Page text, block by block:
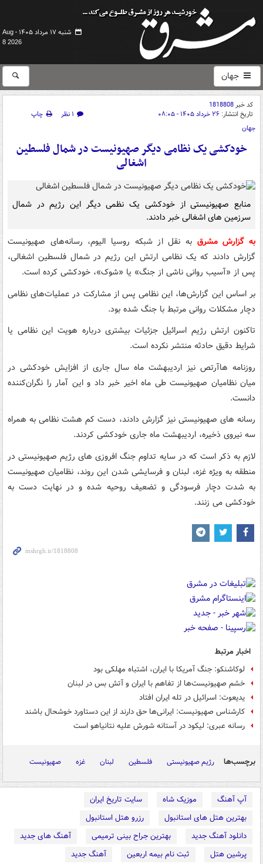
شنبه ۱۷ مرداد ۱۴۰۵ -
Aug
8 2026
جهان
کد خبر1818808
تاریخ انتشار: ۲۶ خرداد ۱۴۰۵ - ۰۸:۰۵ ۱ نظر
چاپ
جهان
خودکشی یک نظامی دیگر صهیونیست در شمال فلسطین
اشغالی
منابع صهیونیستی از خودکشی یک نظمی دیگر این رژیم در شمال
سرزمین های اشغالی خبر دادند.
به گزارش مشرق به نقل از شبکه روسیا الیوم، رسانه‌های صهیونیست
گزارش دادند که یک نظامی ارتش این رژیم در شمال فلسطین اشغالی،
پس از «آسیب روانی ناشی از جنگ» یا «شوک»، خودکشی کرده است.
بر اساس این گزارش‌ها، این نظامی پس از مشارکت در عملیات‌های نظامی
دچار مشکلات روانی مرتبط با جنگ شده بود.
تاکنون ارتش رژیم اسرائیل جزئیات بیشتری درباره هویت این نظامی یا
شرایط دقیق حادثه منتشر نکرده است.
روزنامه هاآرتص نیز اردیبهشت ماه سال جاری از افزایش خودکشی در
میان نظامیان صهیونیست طی ماه اخیر خبر داد و این آمار را نگران‌کننده
دانست.
رسانه های صهیونیستی نیز گزارش دادند، دست کم هشت نظامی به همراه
سه نیروی ذخیره، اردیبهشت ماه جاری خودکشی کردند.
لازم به ذکر است که در سایه تداوم جنگ افروزی های رژیم صهیونیستی در
منطقه به ویژه غزه، لبنان و فرسایشی شدن این روند، نظامیان صهیونیست
به شدت دچار فرسودگی و تضعیف روحیه شده و در نهایت دست به
خودکشی می زنند.
اخبار مرتبط
لوکاشنکو: جنگ آمریکا با ایران، اشتباه مهلکی بود
خشم صهیونیست‌ها از تفاهم با ایران و آتش بس در لبنان
یدیعوت: اسرائیل در تله ایران افتاد
کارشناس صهیونیست: ایرانی‌ها حق دارند از این دستاورد خوشحال باشند
رسانه عبری: لیکود در آستانه شورش علیه نتانیاهو است
برچسب‌ها رژیم صهیونیستی فلسطین لبنان غزه صهیونیست
آپ آهنگ موزیک شاه
سایت تاریخ ایران
بهترین هتل های استانبول
رزرو هتل استانبول
دانلود آهنگ جدید
بهترین جراح بینی ترمیمی
آهنگ های جدید
پرشین هتل
ثبت نام بیمه اربعین
آهنگ جدید